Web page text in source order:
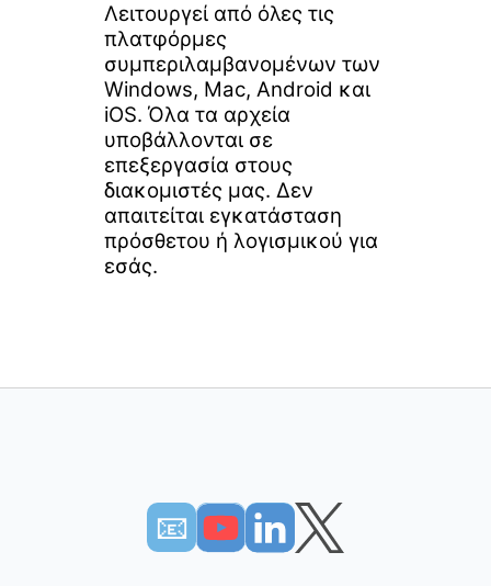
Λειτουργεί από όλες τις
πλατφόρμες
συμπεριλαμβανομένων των
Windows, Mac, Android και
iOS. Όλα τα αρχεία
υποβάλλονται σε
επεξεργασία στους
διακομιστές μας. Δεν
απαιτείται εγκατάσταση
πρόσθετου ή λογισμικού για
εσάς.
📧︎